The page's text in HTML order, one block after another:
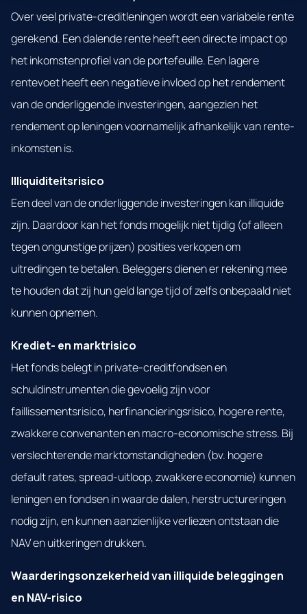
Over veel private-creditleningen wordt een variabele rente
gerekend. Een dalende rente heeft een directe impact op
het inkomstenprofiel van de portefeuille. Een lagere
rentevoet heeft een negatieve invloed op het rendement
van de onderliggende investeringen, aangezien het
rendement op leningen voornamelijk afhankelijk van rente-
inkomsten is.
Illiquiditeitsrisico
Een deel van de onderliggende investeringen kan illiquide
zijn. Daardoor kan het fonds mogelijk niet tijdig (of alleen
tegen ongunstige prijzen) posities verkopen om
uitredingen te betalen. Beleggers dienen er rekening mee
te houden dat zij hun geld lange tijd of zelfs onbepaald niet
kunnen opnemen.
Krediet- en marktrisico
Het fonds belegt in private-creditfondsen en
schuldinstrumenten die gevoelig zijn voor
faillissementsrisico, herfinancieringsrisico, hogere rente,
zwakkere convenanten en macro-economische stress. Bij
verslechterende marktomstandigheden (bv. hogere
default rates, spread-uitloop, zwakkere economie) kunnen
leningen en fondsen in waarde dalen, herstructureringen
nodig zijn, en kunnen aanzienlijke verliezen ontstaan die
NAV en uitkeringen drukken.
Waarderingsonzekerheid van illiquide beleggingen
en NAV-risico